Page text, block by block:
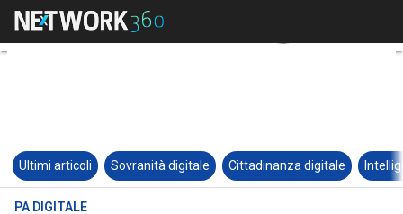
Ultimi articoli Sovranità digitale Cittadinanza digitale
PA DIGITALE